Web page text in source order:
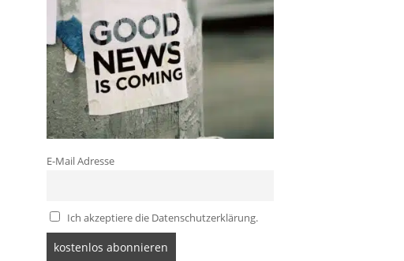
E-Mail Adresse
Ich akzeptiere die Datenschutzerklärung.